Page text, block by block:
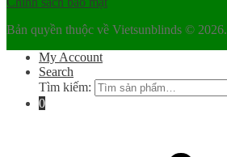
Bản quyền thuộc về Vietsunblinds © 2026.
My Account
Search
Tìm kiếm:
0